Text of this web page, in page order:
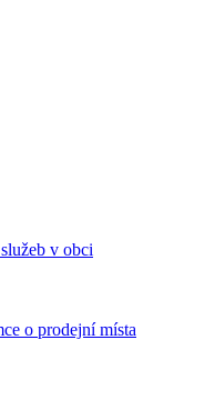
v obci
o prodejní místa